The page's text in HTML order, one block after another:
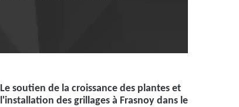
Le soutien de la croissance des plantes et
l'installation des grillages à Frasnoy dans le